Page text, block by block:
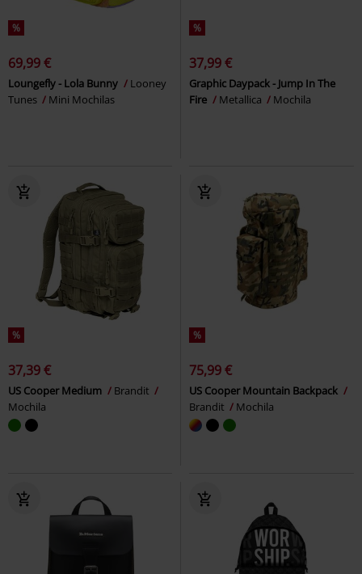
%
69,99 €
Loungefly - Lola Bunny
Looney
Tunes
Mini Mochilas
%
37,99 €
Graphic Daypack - Jump In The
Fire
Metallica Mochila
%
37,39 €
US Cooper Medium
Brandit
Mochila
%
75,99 €
US Cooper Mountain Backpack
Brandit
Mochila